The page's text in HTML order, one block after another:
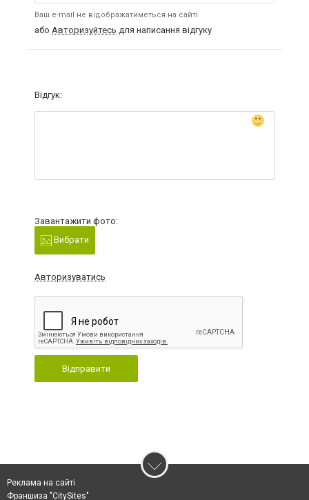
Ваш e-mail не відображатиметься на сайті
або Авторизуйтесь для написання відгуку
Відгук:
Завантажити фото:
Вибрати
Авторизуватись
Відправити
Реклама на сайті
Франшиза "CitySites"